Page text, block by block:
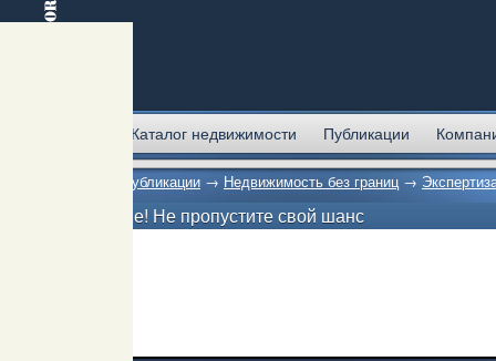
Каталог недвижимости Публикации
Публикации → Недвижимость без границ →
Внимание! Не пропустите свой шанс